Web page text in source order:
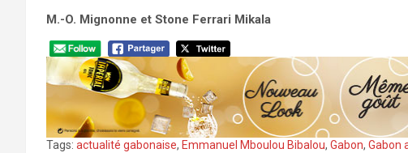
M.-O. Mignonne et Stone Ferrari Mikala
Tags: actualité gabonaise, Emmanuel Mboulou Bibalou, Gabon, Gabon